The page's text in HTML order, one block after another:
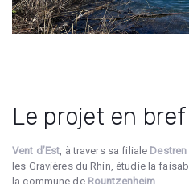
Le projet en bref
Vent d’Est, à travers sa filiale
les Gravières du Rhin, étudie la
la commune de Rountzenheim.